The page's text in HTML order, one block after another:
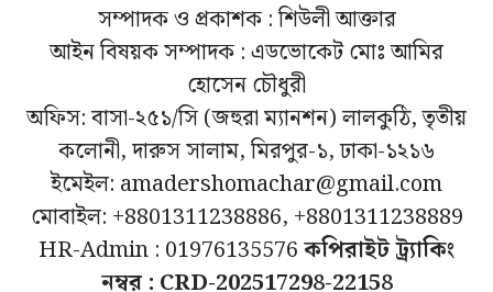
সম্পাদক ও প্রকাশক : শিউলী আক্তার
আইন বিষয়ক সম্পাদক : এডভোকেট মোঃ আমির
হোসেন চৌধুরী
অফিস: বাসা-২৫১/সি (জহুরা ম্যানশন) লালকুঠি, তৃতীয়
কলোনী, দারুস সালাম, মিরপুর-১, ঢাকা-১২১৬
ইমেইল: amadershomachar@gmail.com
মোবাইল: +8801311238886, +8801311238889
HR-Admin : 01976135576কপিরাইট ট্র্যাকিং
নম্বর : CRD-202517298-22158